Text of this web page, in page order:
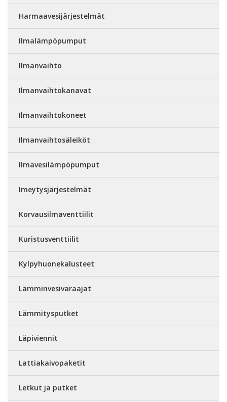
Harmaavesijärjestelmät
Ilmalämpöpumput
Ilmanvaihto
Ilmanvaihtokanavat
Ilmanvaihtokoneet
Ilmanvaihtosäleiköt
Ilmavesilämpöpumput
Imeytysjärjestelmät
Korvausilmaventtiilit
Kuristusventtiilit
Kylpyhuonekalusteet
Lämminvesivaraajat
Lämmitysputket
Läpiviennit
Lattiakaivopaketit
Letkut ja putket